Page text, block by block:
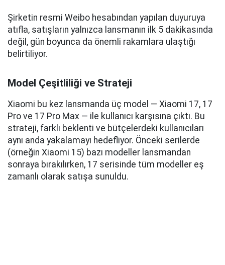
Şirketin resmi Weibo hesabından yapılan duyuruya
atıfla, satışların yalnızca lansmanın ilk 5 dakikasında
değil, gün boyunca da önemli rakamlara ulaştığı
belirtiliyor.
Model Çeşitliliği ve Strateji
Xiaomi bu kez lansmanda üç model — Xiaomi 17, 17
Pro ve 17 Pro Max — ile kullanıcı karşısına çıktı. Bu
strateji, farklı beklenti ve bütçelerdeki kullanıcıları
aynı anda yakalamayı hedefliyor. Önceki serilerde
(örneğin Xiaomi 15) bazı modeller lansmandan
sonraya bırakılırken, 17 serisinde tüm modeller eş
zamanlı olarak satışa sunuldu.